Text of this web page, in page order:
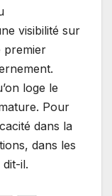
visibilité sur
premier
loge le
Pour
dans la
dans les
il.